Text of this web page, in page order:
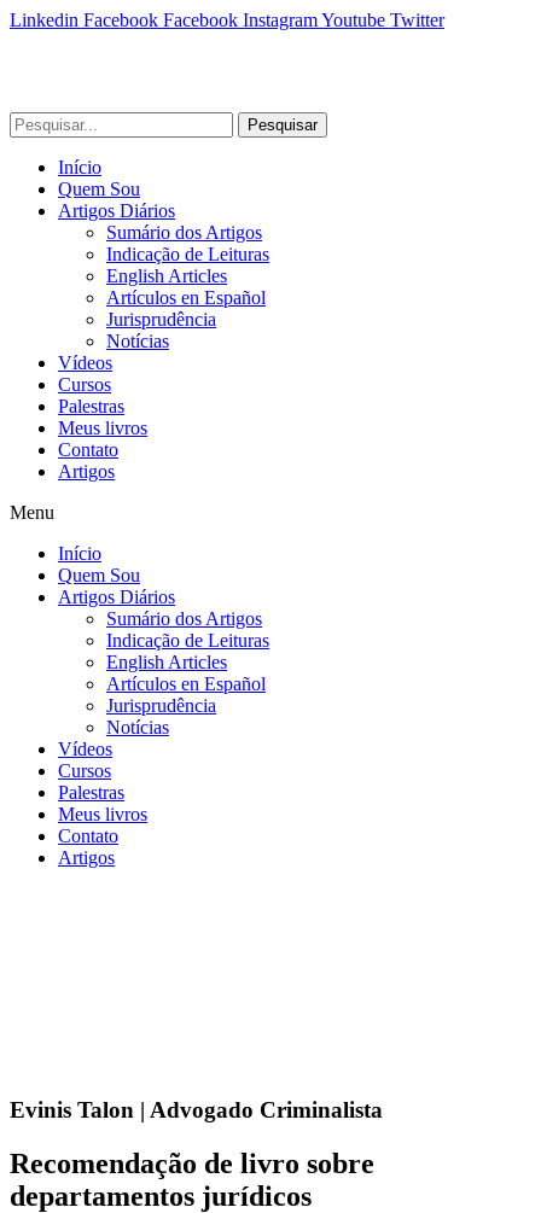
Linkedin Facebook Facebook InstagramYoutube Twitter
Pesquisar
Início
Quem Sou
Artigos Diários
Sumário dos Artigos
Indicação de Leituras
English Articles
Artículos en Español
Jurisprudência
Notícias
Vídeos
Cursos
Palestras
Meus livros
Contato
Artigos
Menu
Início
Quem Sou
Artigos Diários
Sumário dos Artigos
Indicação de Leituras
English Articles
Artículos en Español
Jurisprudência
Notícias
Vídeos
Cursos
Palestras
Meus livros
Contato
Artigos
Evinis Talon | Advogado Criminalista
Recomendação de livro sobre
departamentos jurídicos